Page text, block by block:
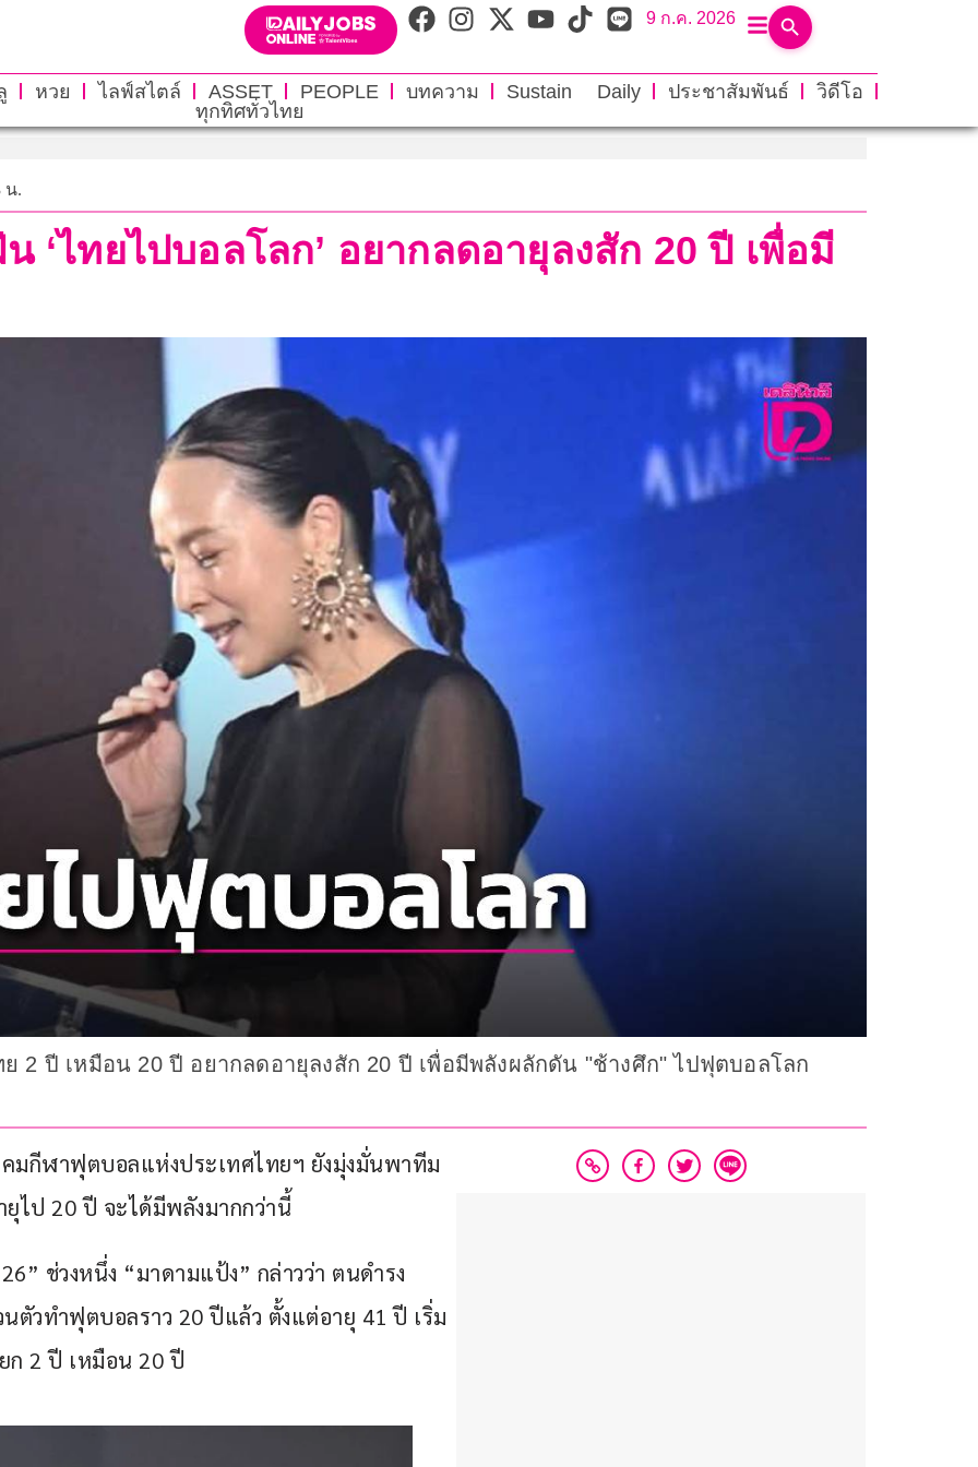
9 ก.ค. 2026
หวย ไลฟ์สไตล์ ASSET PEOPLE บทความ Sustain Daily ประชาสัมพันธ์
วิดีโอ
ทุกทิศทั่วไทย
น.
‘ไทยไปบอลโลก’ อยากลดอายุลงสัก 20 ปี เพื่อมี
2 ปี เหมือน 20 ปี อยากลดอายุลงสัก 20 ปี เพื่อมีพลังผลักดัน "ช้างศึก" ไปฟุตบอลโลก
มกีฬาฟุตบอลแห่งประเทศไทยฯ ยังมุ่งมั่นพาทีม
ไป 20 ปี จะได้มีพลังมากกว่านี้
ช่วงหนึ่ง “มาดามแป้ง” กล่าวว่า ตนดำรง
ตัวทำฟุตบอลราว 20 ปีแล้ว ตั้งแต่อายุ 41 ปี เริ่ม
2 ปี เหมือน 20 ปี